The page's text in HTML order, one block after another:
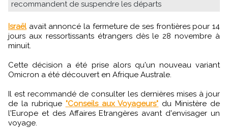
recommandent de suspendre les départs
Israëlavait annoncé la fermeture de ses frontières pour 14
jours aux ressortissants étrangers dès le 28 novembre à
minuit.
Cette décision a été prise alors qu'un nouveau variant
Omicron a été découvert en Afrique Australe.
Il est recommandé de consulter les dernières mises à jour
de la rubrique "Conseils aux Voyageurs" du Ministère de
l'Europe et des Affaires Etrangères avant d'envisager un
voyage.